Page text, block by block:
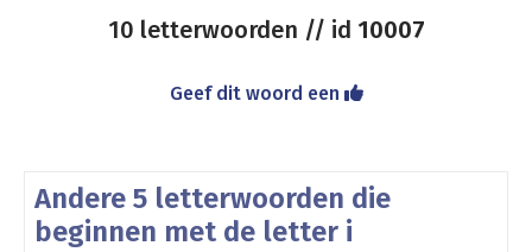
10 letterwoorden // id 10007
Geef dit woord een
Andere 5 letterwoorden die
beginnen met de letter i